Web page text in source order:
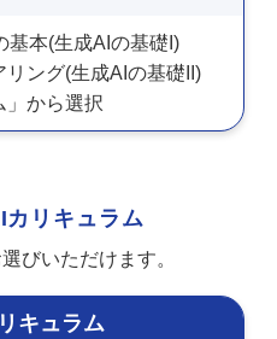
基本(生成AIの基礎I)
ング(生成AIの基礎II)
」から選択
リキュラム
びいただけます。
キュラム